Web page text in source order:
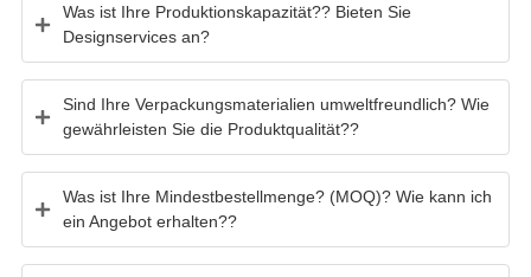
Was ist Ihre Produktionskapazität?? Bieten Sie
Designservices an?
Sind Ihre Verpackungsmaterialien umweltfreundlich? Wie
gewährleisten Sie die Produktqualität??
Was ist Ihre Mindestbestellmenge? (MOQ)? Wie kann ich
ein Angebot erhalten??